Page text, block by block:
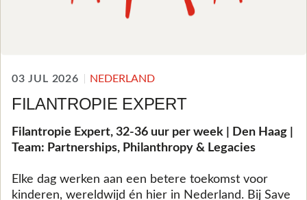
03 JUL 2026 NEDERLAND
FILANTROPIE EXPERT
Filantropie Expert, 32-36 uur per week | Den Haag |
Team: Partnerships, Philanthropy & Legacies
Elke dag werken aan een betere toekomst voor
kinderen, wereldwijd én hier in Nederland. Bij Save